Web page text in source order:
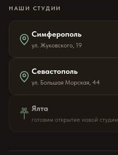
НАШИ СТУДИИ
Симферополь
ул. Жуковского, 19
Севастополь
ул. Большая Морская, 44
Ялта
готовим открытие новой студии